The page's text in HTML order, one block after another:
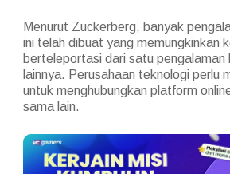
Menurut Zuckerberg, banyak
ini telah dibuat yang memungkinkan
berteleportasi dari satu pengalaman
lainnya. Perusahaan teknologi perlu
untuk menghubungkan platform
sama lain.